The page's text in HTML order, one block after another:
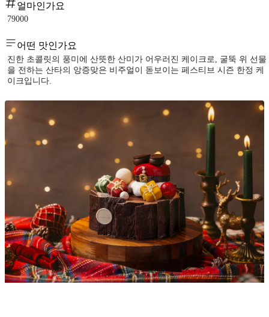
얼마인가요
79000
어떤 맛인가요
진한 초콜릿의 풍미에 산뜻한 산미가 어우러진 케이크로, 굴뚝 위 선물
을 전하는 산타의 앙증맞은 비주얼이 돋보이는 페스티브 시즌 한정 케
이크입니다.